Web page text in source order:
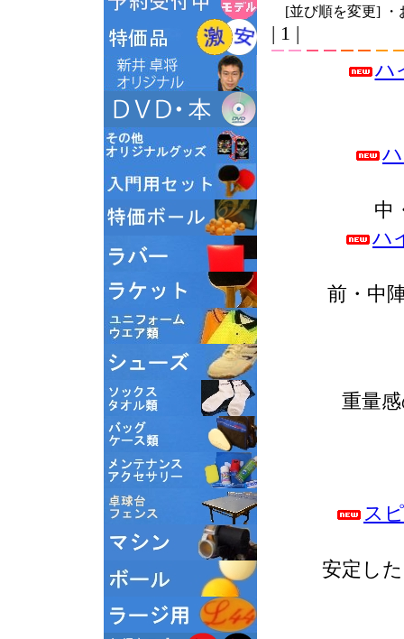
[並び順を変更]
| 1 |
ハ
中
ハ
前・中
重量
ス
安定し